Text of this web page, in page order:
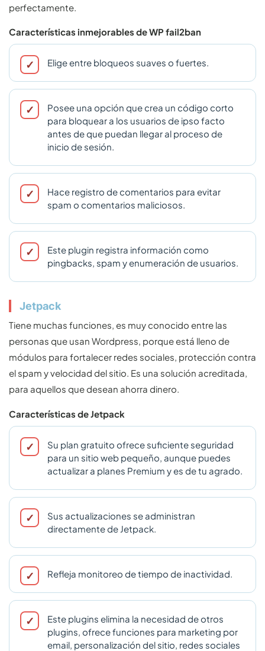
perfectamente.
Características inmejorables de WP fail2ban
Elige entre bloqueos suaves o fuertes.
Posee una opción que crea un código corto
para bloquear a los usuarios de ipso facto
antes de que puedan llegar al proceso de
inicio de sesión.
Hace registro de comentarios para evitar
spam o comentarios maliciosos.
Este plugin registra información como
pingbacks, spam y enumeración de usuarios.
Jetpack
Tiene muchas funciones, es muy conocido entre las
personas que usan Wordpress, porque está lleno de
módulos para fortalecer redes sociales, protección contra
el spam y velocidad del sitio. Es una solución acreditada,
para aquellos que desean ahorra dinero.
Características de Jetpack
Su plan gratuito ofrece suficiente seguridad
para un sitio web pequeño, aunque puedes
actualizar a planes Premium y es de tu agrado.
Sus actualizaciones se administran
directamente de Jetpack.
Refleja monitoreo de tiempo de inactividad.
Este plugins elimina la necesidad de otros
plugins, ofrece funciones para marketing por
email, personalización del sitio, redes sociales